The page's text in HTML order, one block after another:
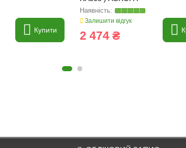
Купити
Залишити відгук
2 474 ₴